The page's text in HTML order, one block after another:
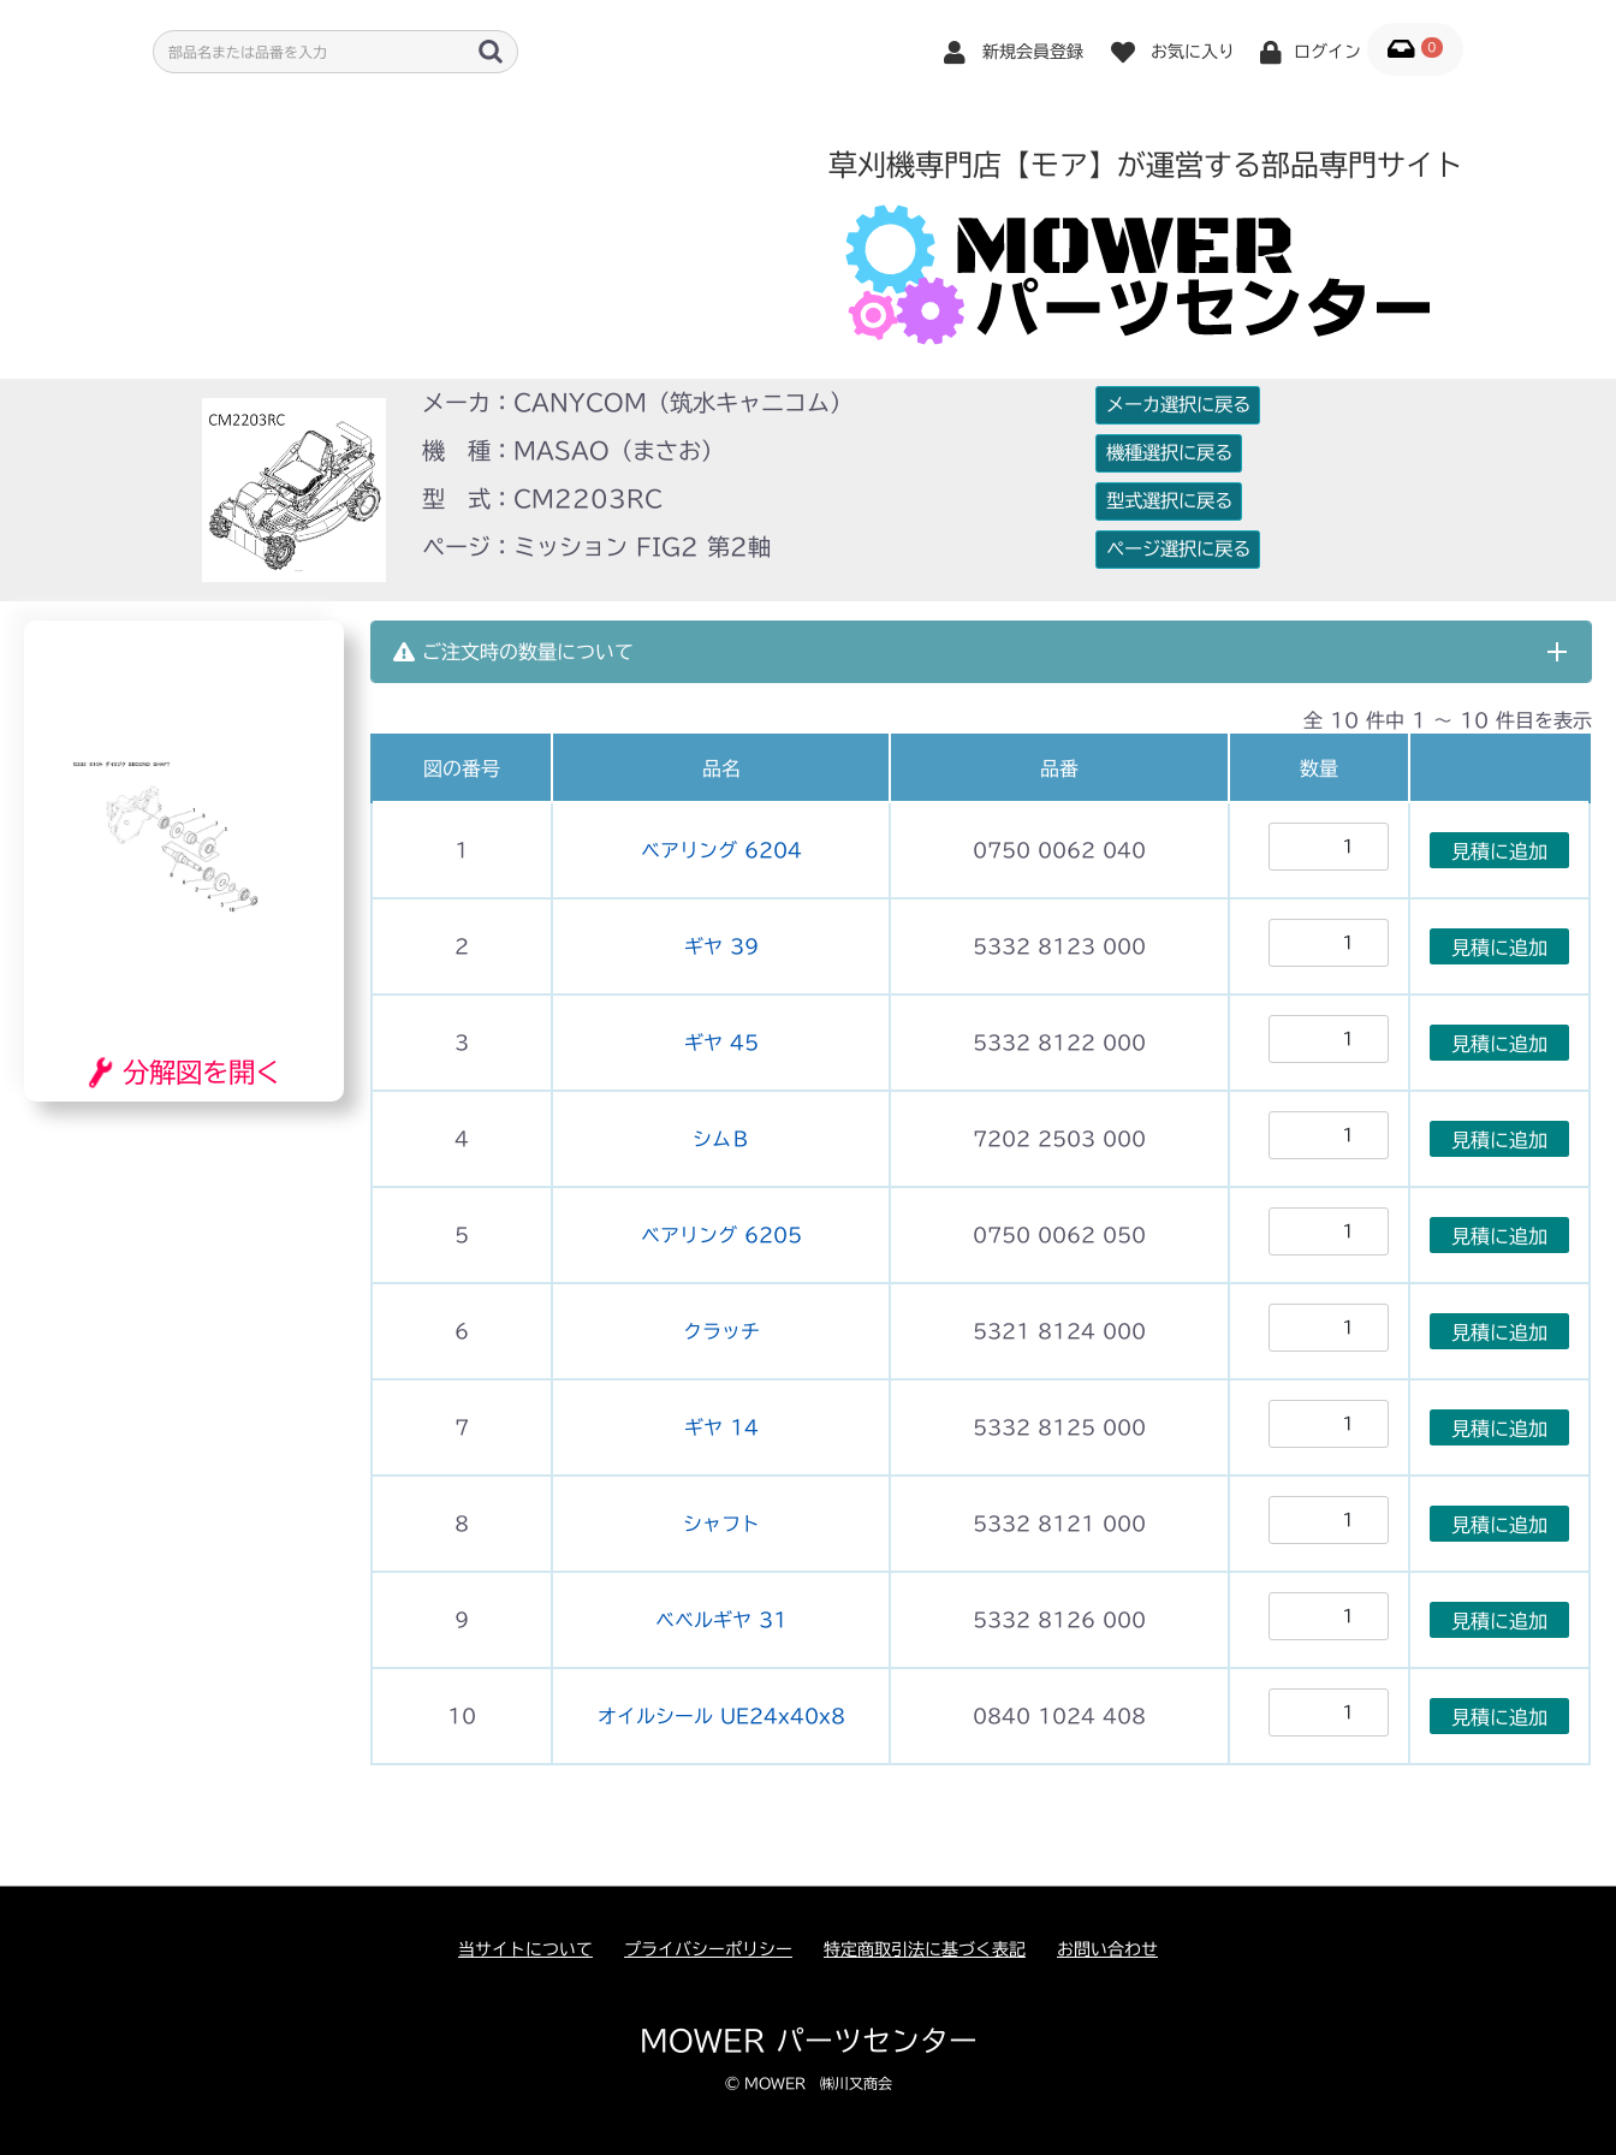
新規会員登録 お気に入り ログイン 0
草刈機専門店【モア】が運営する部品専門サイト
メーカ：CANYCOM（筑水キャニコム）
機 種：MASAO（まさお）
型 式：CM2203RC
ページ：ミッション FIG2 第2軸
メーカ選択に戻る
機種選択に戻る
型式選択に戻る
ページ選択に戻る
分解図を開く
ご注文時の数量について
全 10 件中 1 〜 10 件目を表示
図の番号 品名 品番 数量
1 ベアリング 6204 0750 0062 040 見積に追加
2 ギヤ 39 5332 8123 000 見積に追加
3 ギヤ 45 5332 8122 000 見積に追加
4 シムＢ 7202 2503 000 見積に追加
5 ベアリング 6205 0750 0062 050 見積に追加
6 クラッチ 5321 8124 000 見積に追加
7 ギヤ 14 5332 8125 000 見積に追加
8 シャフト 5332 8121 000 見積に追加
9 ベベルギヤ 31 5332 8126 000 見積に追加
10 オイルシール UE24x40x8 0840 1024 408 見積に追加
当サイトについて プライバシーポリシー 特定商取引法に基づく表記 お問い合わせ
MOWER パーツセンター
© MOWER ㈱川又商会